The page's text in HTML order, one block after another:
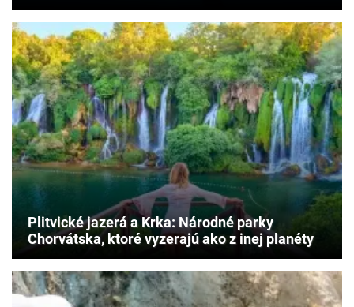
Plitvické jazerá a Krka: Národné parky
Chorvátska, ktoré vyzerajú ako z inej planéty